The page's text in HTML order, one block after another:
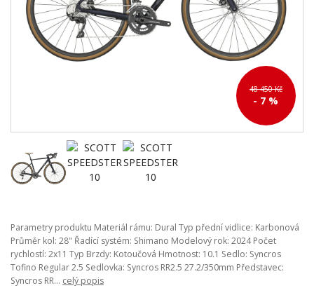
48 450 Kč
- 7 %
Parametry produktu Materiál rámu: Dural Typ přední vidlice: Karbonová
Průměr kol: 28" Řadící systém: Shimano Modelový rok: 2024 Počet
rychlostí: 2x11 Typ Brzdy: Kotoučová Hmotnost: 10.1 Sedlo: Syncros
Tofino Regular 2.5 Sedlovka: Syncros RR2.5 27.2/350mm Představec:
Syncros RR... celý popis